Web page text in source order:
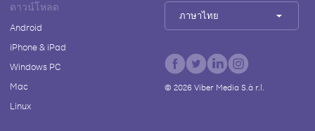
ดาวน์โหลด
Android
iPhone & iPad
Windows PC
Mac
Linux
ภาษาไทย
© 2026Viber Media S.à r.l.